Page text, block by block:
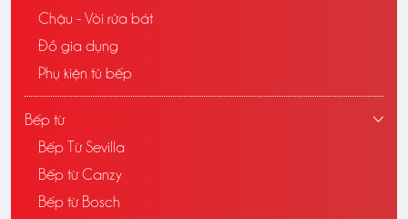
Chậu - Vòi rửa bát
Đồ gia dụng
Phụ kiện tủ bếp
Bếp từ
Bếp Từ Sevilla
Bếp từ Canzy
Bếp từ Bosch